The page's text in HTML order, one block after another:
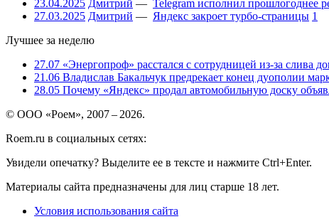
23.04.2025 Дмитрий — Telegram исполнил прошлогоднее
27.03.2025 Дмитрий — Яндекс закроет турбо-страницы 1
Лучшее за неделю
27.07 «Энергопроф» расстался с сотрудницей из-за слива
21.06 Владислав Бакальчук предрекает конец дуополии
28.05 Почему «Яндекс» продал автомобильную доску
© ООО «Роем», 2007 – 2026.
Roem.ru в социальных сетях:
Увидели опечатку? Выделите ее в тексте и нажмите Ctrl+Enter.
Материалы сайта предназначены для лиц старше 18 лет.
Условия использования сайта